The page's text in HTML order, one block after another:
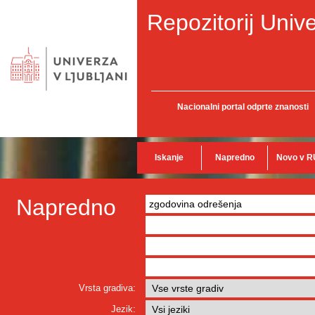
Repozitorij
Nacionalni portal odprte znanosti
Iskanje Napredno Novo v
Napredno
Vrsta gradiva:
Jezik: